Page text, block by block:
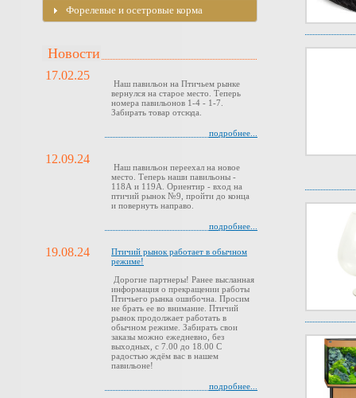
Форелевые и осетровые корма
Новости
17.02.25
Наш павильон на Птичьем рынке
вернулся на старое место. Теперь
номера павильонов 1-4 - 1-7.
Забирать товар отсюда.
подробнее...
12.09.24
Наш павильон переехал на новое
место. Теперь наши павильоны -
118А и 119А. Ориентир - вход на
птичий рынок №9, пройти до конца
и повернуть направо.
подробнее...
19.08.24
Птичий рынок работает в обычном
режиме!
Дорогие партнеры! Ранее высланная
информация о прекращении работы
Птичьего рынка ошибочна. Просим
не брать ее во внимание. Птичий
рынок продолжает работать в
обычном режиме. Забирать свои
заказы можно ежедневно, без
выходных, с 7.00 до 18.00 С
радостью ждём вас в нашем
павильоне!
подробнее...